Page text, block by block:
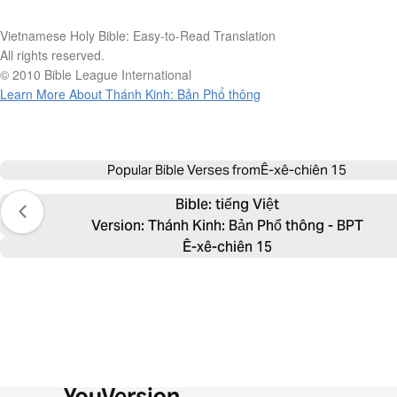
Vietnamese Holy Bible: Easy-to-Read Translation
All rights reserved.
© 2010 Bible League International
Learn More About Thánh Kinh: Bản Phổ thông
Popular Bible Verses fromÊ-xê-chiên 15
Bible: tiếng Việt
Version: Thánh Kinh: Bản Phổ thông - BPT
Ê-xê-chiên 15